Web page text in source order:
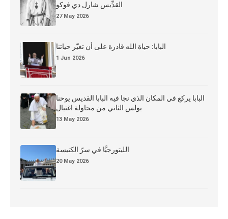
القدِّيس شارل دي فوكو
27 May 2026
البابا: حياة الله قادرة على أن تغيّر حياتنا
1 Jun 2026
البابا يركع في المكان الذي نجا فيه البابا القديس يوحنا
بولس الثاني من محاولة اغتيال
13 May 2026
الليتورجيَّا في سرّ الكنيسة
20 May 2026